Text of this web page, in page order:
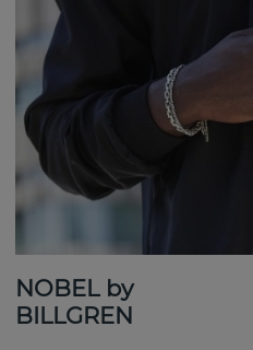
NOBEL by
BILLGREN